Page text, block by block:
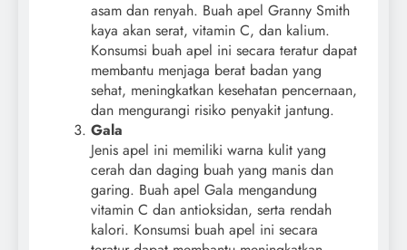
asam dan renyah. Buah apel Granny Smith
kaya akan serat, vitamin C, dan kalium.
Konsumsi buah apel ini secara teratur dapat
membantu menjaga berat badan yang
sehat, meningkatkan kesehatan pencernaan,
dan mengurangi risiko penyakit jantung.
Gala
Jenis apel ini memiliki warna kulit yang
cerah dan daging buah yang manis dan
garing. Buah apel Gala mengandung
vitamin C dan antioksidan, serta rendah
kalori. Konsumsi buah apel ini secara